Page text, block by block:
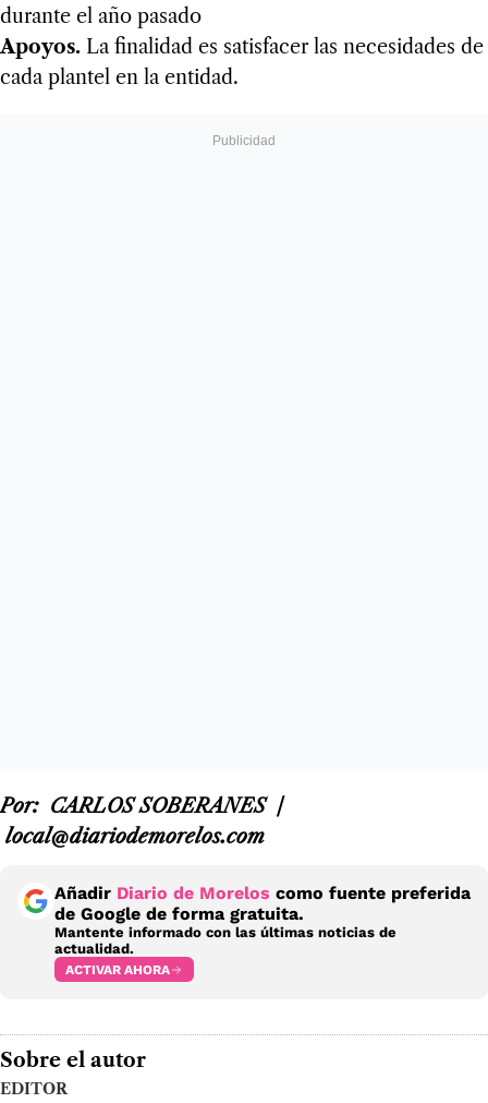
durante el año pasado
Apoyos. La finalidad es satisfacer las necesidades de
cada plantel en la entidad.
Por: CARLOS SOBERANES /
local@diariodemorelos.com
Añadir Diario de Morelos como fuente preferida
de Google de forma gratuita.
Mantente informado con las últimas noticias de
actualidad.
ACTIVAR AHORA
Sobre el autor
EDITOR